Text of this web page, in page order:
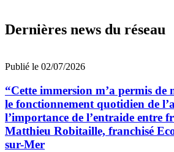
Dernières news du réseau
Publié le 02/07/2026
“Cette immersion m’a permis de
le fonctionnement quotidien de
l’importance de l’entraide entre
Matthieu Robitaille, franchisé
sur-Mer